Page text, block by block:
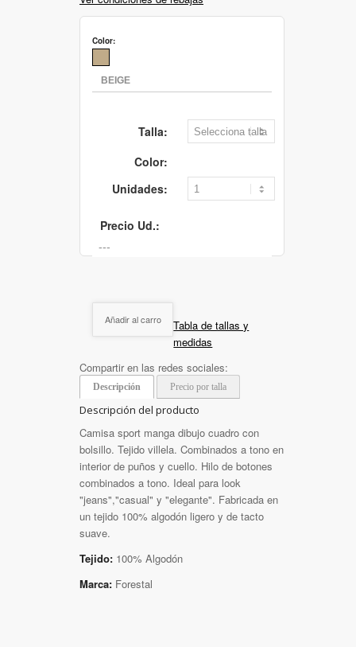
Color:
Talla:
Color:
Unidades:
Precio Ud.:
Añadir al carro
Tabla de tallas y
medidas
Compartir en las redes sociales:
Descripción Precio por talla
Descripción del producto
Camisa sport manga dibujo cuadro con
bolsillo. Tejido villela. Combinados a tono en
interior de puños y cuello. Hilo de botones
combinados a tono. Ideal para look
"jeans","casual" y "elegante". Fabricada en
un tejido 100% algodón ligero y de tacto
suave.
Tejido: 100% Algodón
Marca: Forestal